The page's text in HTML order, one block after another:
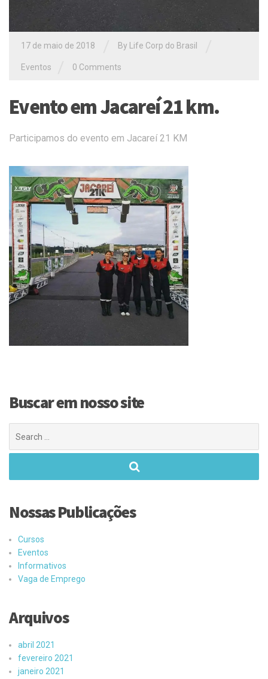
17 de maio de 2018 By Life Corp do Brasil
Eventos 0 Comments
Evento em Jacareí 21 km.
Participamos do evento em Jacareí 21 KM
Buscar em nosso site
for:
Nossas Publicações
Cursos
Eventos
Informativos
Vaga de Emprego
Arquivos
abril 2021
fevereiro 2021
janeiro 2021